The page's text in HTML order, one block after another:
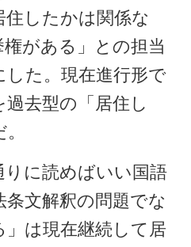
したかは関係な
がある」との担当
た。現在進行形で
過去型の「居住し
に読めばいい国語
文解釈の問題でな
は現在継続して居